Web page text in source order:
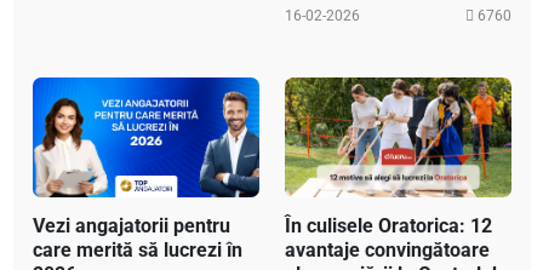
16-02-2026 6760
Vezi angajatorii pentru
care merită să lucrezi în
În culisele Oratorica: 12
avantaje convingătoare